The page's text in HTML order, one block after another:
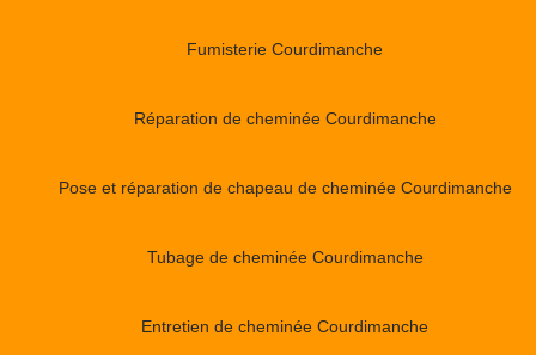
Fumisterie Courdimanche
Réparation de cheminée Courdimanche
Pose et réparation de chapeau de cheminée Courdimanche
Tubage de cheminée Courdimanche
Entretien de cheminée Courdimanche